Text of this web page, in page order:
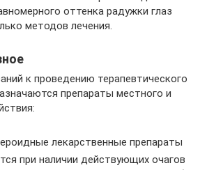
оттенка радужки глаз
методов лечения.
к проведению терапевтического
препараты местного и
лекарственные препараты
при наличии действующих очагов